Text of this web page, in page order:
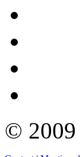
© 2009